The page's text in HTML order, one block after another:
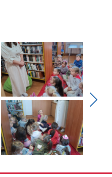
Pokaż
zdjęcie
2
z
galerii.
zdjęcie